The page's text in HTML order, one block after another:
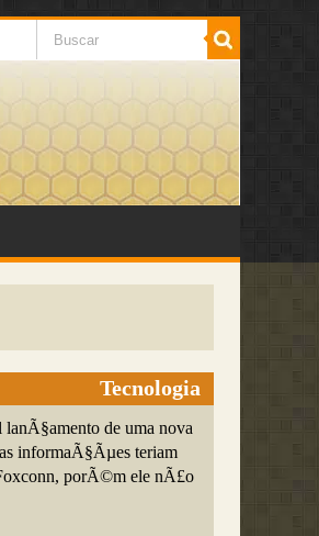
Tecnologia
de uma nova
informaÃ§Ãµes teriam
porÃ©m ele nÃ£o